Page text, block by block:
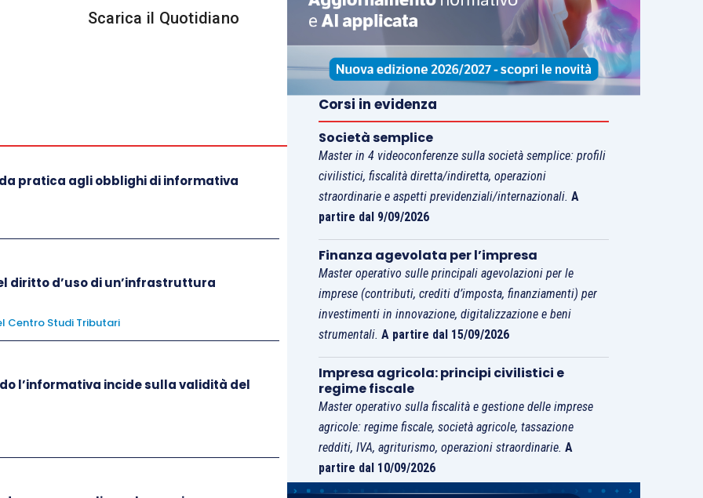
bene
dei beni di
ordinaria.
, la contabilizzazione degli acquisti e le
e Vinci”e paghi ai propri clientiun premio
a Cassa contanti
Scarica il Quotidiano
pratica agli obblighi di informativa
diritto d’uso di un’infrastruttura
Centro Studi Tributari
l’informativa incide sulla validità del
Corsi in evidenza
Società semplice
Master in 4 videoconferenze sulla società semplice: profili
civilistici, fiscalità diretta/indiretta, operazioni
straordinarie e aspetti previdenziali/internazionali.A
partire dal 9/09/2026
Finanza agevolata per l’impresa
Master operativo sulle principali agevolazioni per le
imprese (contributi, crediti d’imposta, finanziamenti) per
investimenti in innovazione, digitalizzazione e beni
strumentali. A partire dal 15/09/2026
Impresa agricola: principi civilistici e
regime fiscale
Master operativo sulla fiscalità e gestione delle imprese
agricole: regime fiscale, società agricole, tassazione
redditi, IVA, agriturismo, operazioni straordinarie.A
partire dal 10/09/2026